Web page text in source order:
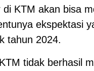
di KTM akan bisa
ekspektasi
tahun 2024.
tidak berhasil